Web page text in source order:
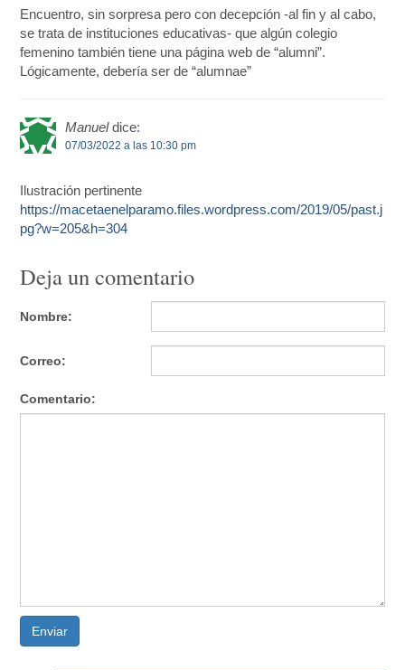
Encuentro, sin sorpresa pero con decepción -al fin y al cabo,
se trata de instituciones educativas- que algún colegio
femenino también tiene una página web de “alumni”.
Lógicamente, debería ser de “alumnae”
Manuel dice:
07/03/2022 a las 10:30 pm
Ilustración pertinente
https://macetaenelparamo.files.wordpress.com/2019/05/past.j
pg?w=205&h=304
Deja un comentario
Nombre:
Correo:
Comentario:
Enviar